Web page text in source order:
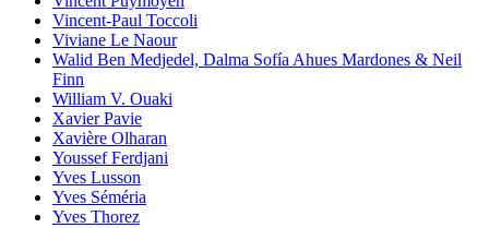
Vincent-Paul Toccoli
Viviane Le Naour
Walid Ben Medjedel, Dalma Sofía Ahues Mardones & Neil
Finn
William V. Ouaki
Xavier Pavie
Xavière Olharan
Youssef Ferdjani
Yves Lusson
Yves Séméria
Yves Thorez